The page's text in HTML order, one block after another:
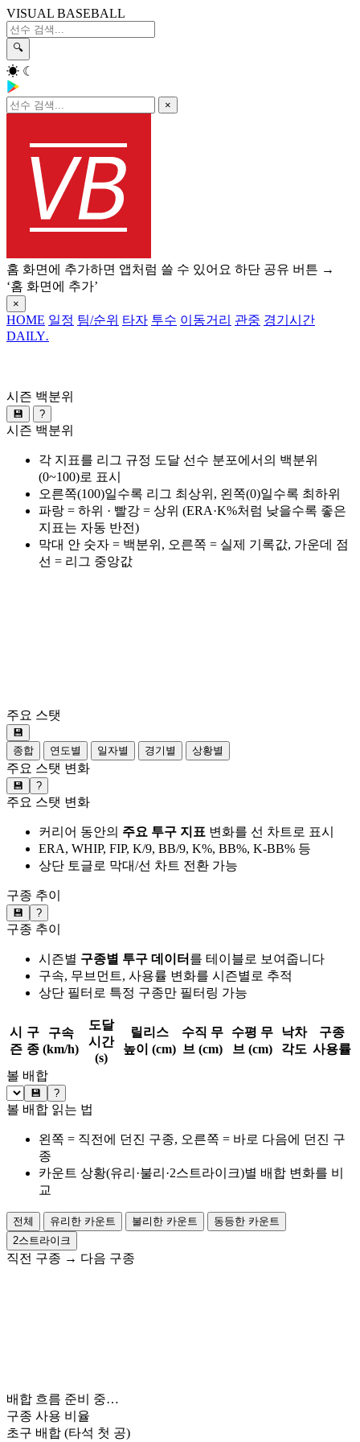
VISUAL BASEBALL
🔍
☀ ☾
×
홈 화면에 추가하면 앱처럼 쓸 수 있어요 하단 공유 버튼 →
‘홈 화면에 추가’
×
HOME 일정 팀/순위 타자 투수 이동거리 관중 경기시간
DAILY.
시즌 백분위
💾 ?
시즌 백분위
각 지표를 리그 규정 도달 선수 분포에서의 백분위
(0~100)로 표시
오른쪽(100)일수록 리그 최상위, 왼쪽(0)일수록 최하위
파랑 = 하위 · 빨강 = 상위 (ERA·K%처럼 낮을수록 좋은
지표는 자동 반전)
막대 안 숫자 = 백분위, 오른쪽 = 실제 기록값, 가운데 점
선 = 리그 중앙값
주요 스탯
💾
종합
연도별 일자별 경기별 상황별
주요 스탯 변화
💾 ?
주요 스탯 변화
커리어 동안의 주요 투구 지표 변화를 선 차트로 표시
ERA, WHIP, FIP, K/9, BB/9, K%, BB%, K-BB% 등
상단 토글로 막대/선 차트 전환 가능
구종 추이
💾 ?
구종 추이
시즌별 구종별 투구 데이터 를 테이블로 보여줍니다
구속, 무브먼트, 사용률 변화를 시즌별로 추적
상단 필터로 특정 구종만 필터링 가능
시
즌
구
종
구속
(km/h)
도달
시간
(s)
릴리스
높이 (cm)
수직 무
브 (cm)
수평 무
브 (cm)
낙차
각도
구종
사용률
볼 배합
💾 ?
볼 배합 읽는 법
왼쪽 = 직전에 던진 구종, 오른쪽 = 바로 다음에 던진 구
종
카운트 상황(유리·불리·2스트라이크)별 배합 변화를 비
교
전체 유리한 카운트 불리한 카운트
동등한 카운트
2스트라이크
직전 구종 → 다음 구종
배합 흐름 준비 중…
구종 사용 비율
초구 배합 (타석 첫 공)